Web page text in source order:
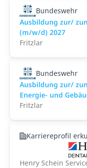
Bundeswehr
Ausbildung zur/
(m/w/d) 2027
Fritzlar
Bundeswehr
Ausbildung zur/
Energie- und
Fritzlar
Karriereprofil
Henry Schein